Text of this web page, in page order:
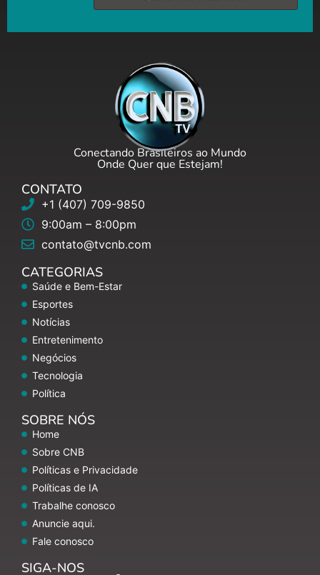
Conectando Brasileiros ao Mundo
Onde Quer que Estejam!
CONTATO
+1 (407) 709-9850
9:00am – 8:00pm
contato@tvcnb.com
CATEGORIAS
Saúde e Bem-Estar
Esportes
Notícias
Entretenimento
Negócios
Tecnologia
Política
SOBRE NÓS
Home
Sobre CNB
Políticas e Privacidade
Políticas de IA
Trabalhe conosco
Anuncie aqui.
Fale conosco
SIGA-NOS